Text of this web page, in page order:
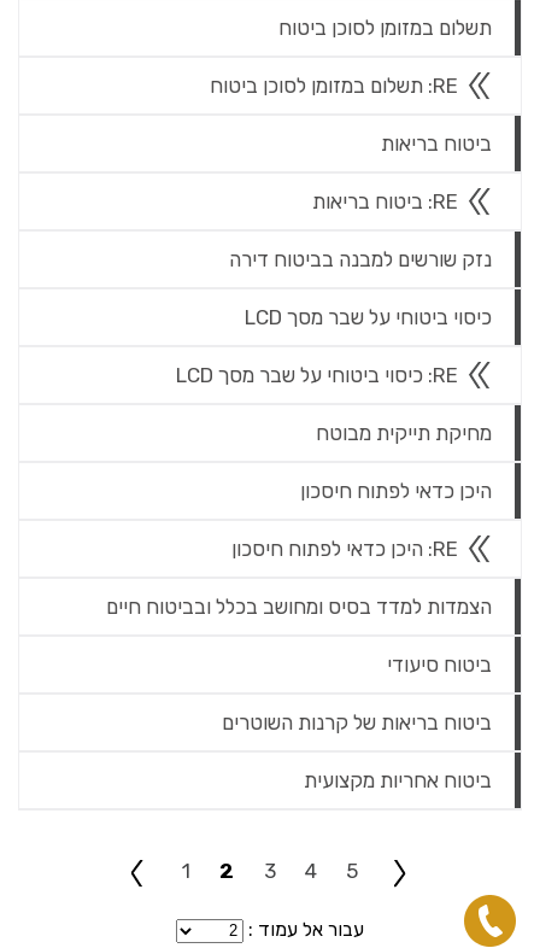
תשלום במזומן לסוכן ביטוח
RE: תשלום במזומן לסוכן ביטוח
ביטוח בריאות
RE: ביטוח בריאות
נזק שורשים למבנה בביטוח דירה
כיסוי ביטוחי על שבר מסך LCD
RE: כיסוי ביטוחי על שבר מסך LCD
מחיקת תייקית מבוטח
היכן כדאי לפתוח חיסכון
RE: היכן כדאי לפתוח חיסכון
הצמדות למדד בסיס ומחושב בכלל ובביטוח חיים
ביטוח סיעודי
ביטוח בריאות של קרנות השוטרים
ביטוח אחריות מקצועית
1 2 3 4 5
עבור אל עמוד :